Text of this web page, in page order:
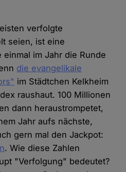
verfolgte
seien, ist eine
im Jahr die Runde
die evangelikale
im Städtchen Kelkheim
raushaut. 100 Millionen
dann heraustrompetet,
Jahr aufs nächste,
gern mal den Jackpot:
. Wie diese Zahlen
"Verfolgung" bedeutet?